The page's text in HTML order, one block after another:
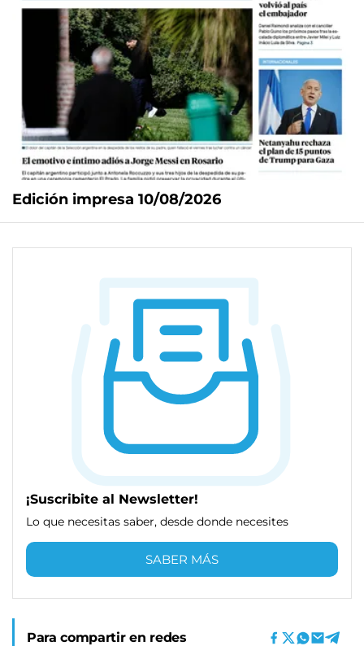
Edición impresa 10/08/2026
¡Suscribite al Newsletter!
Lo que necesitas saber, desde donde necesites
SABER MÁS
Para compartir en redes